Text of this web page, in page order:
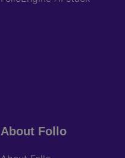
About Follo